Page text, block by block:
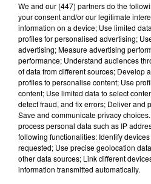
Lecture (2 min 16 sec)
100%
100% Radio les infos du
We and our (447) partnersdo the
your consent and/or our legitimate
information on a device; Use limited
profiles for personalised advertising;
advertising; Measure advertising
performance; Understand audiences
of data from different sources; Develop
profiles to personalise content; Use
content; Use limited data to select
detect fraud, and fix errors; Deliver and
Save and communicate privacy
process personal data such as IP
following functionalities: Identify
requested; Use precise geolocation
other data sources; Link different
information transmitted automatically.